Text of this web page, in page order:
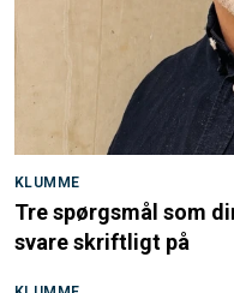
KLUMME
Tre spørgsmål som
svare skriftligt på